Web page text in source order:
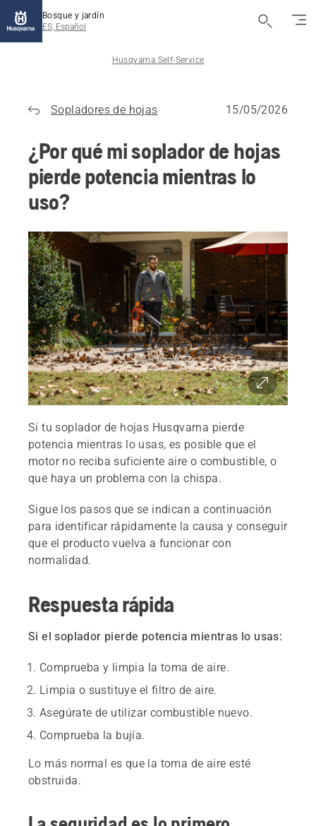
Bosque y jardín
ES, Español
Husqvarna Self-Service
Sopladores de hojas 15/05/2026
¿Por qué mi soplador de hojas
pierde potencia mientras lo
uso?
Si tu soplador de hojas Husqvarna pierde
potencia mientras lo usas, es posible que el
motor no reciba suficiente aire o combustible, o
que haya un problema con la chispa.
Sigue los pasos que se indican a continuación
para identificar rápidamente la causa y conseguir
que el producto vuelva a funcionar con
normalidad.
Respuesta rápida
Si el soplador pierde potencia mientras lo usas:
Comprueba y limpia la toma de aire.
Limpia o sustituye el filtro de aire.
Asegúrate de utilizar combustible nuevo.
Comprueba la bujía.
Lo más normal es que la toma de aire esté
obstruida.